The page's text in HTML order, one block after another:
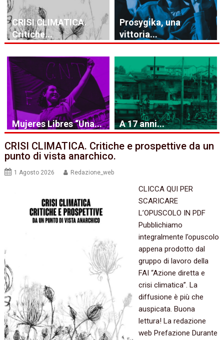
CRISI CLIMATICA.
Critiche...
Prosygika, una
vittoria...
Mujeres Libres “Una... A 17 anni...
CRISI CLIMATICA. Critiche e prospettive da un
punto di vista anarchico.
1 Agosto 2026 Redazione_web
CLICCA QUI PER
SCARICARE
L’OPUSCOLO IN PDF
Pubblichiamo
integralmente l’opuscolo
appena prodotto dal
gruppo di lavoro della
FAI “Azione diretta e
crisi climatica”. La
diffusione è più che
auspicata. Buona
lettura! La redazione
web Prefazione Durante